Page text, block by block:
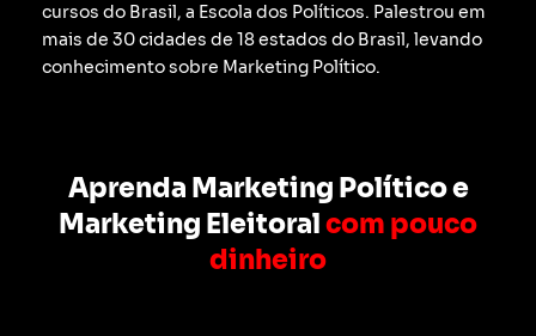
cursos do Brasil, a Escola dos Políticos. Palestrou em
mais de 30 cidades de 18 estados do Brasil, levando
conhecimento sobre Marketing Político.
Aprenda Marketing Político e
Marketing Eleitoralcom pouco
dinheiro